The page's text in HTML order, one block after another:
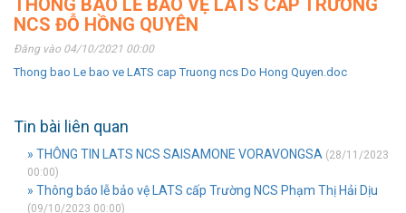
THÔNG BÁO LỄ BẢO VỆ LATS CẤP TRƯỜNG
NCS ĐỖ HỒNG QUYÊN
Đăng vào 04/10/2021 00:00
Thong bao Le bao ve LATS cap Truong ncs Do Hong Quyen.doc
Tin bài liên quan
» THÔNG TIN LATS NCS SAISAMONE VORAVONGSA (28/11/2023
00:00)
» Thông báo lễ bảo vệ LATS cấp Trường NCS Phạm Thị Hải Dịu
(09/10/2023 00:00)